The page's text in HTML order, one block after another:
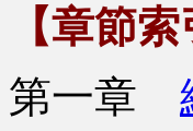
【章節索
第一章